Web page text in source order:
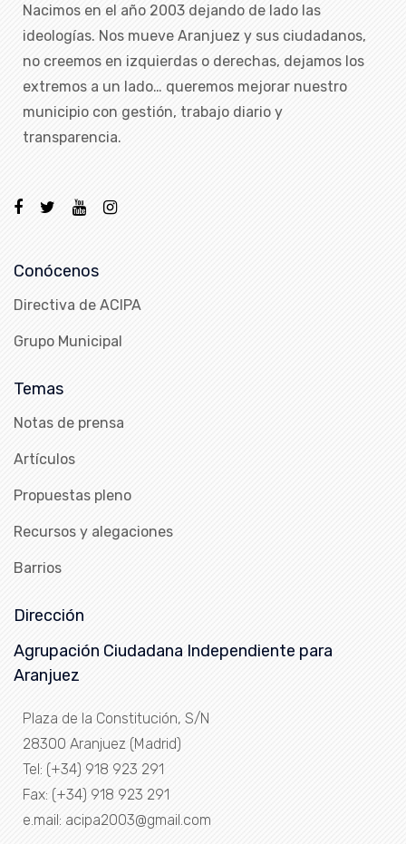
Nacimos en el año 2003 dejando de lado las
ideologías. Nos mueve Aranjuez y sus ciudadanos,
no creemos en izquierdas o derechas, dejamos los
extremos a un lado… queremos mejorar nuestro
municipio con gestión, trabajo diario y
transparencia.
Conócenos
Directiva de ACIPA
Grupo Municipal
Temas
Notas de prensa
Artículos
Propuestas pleno
Recursos y alegaciones
Barrios
Dirección
Agrupación Ciudadana Independiente para
Aranjuez
Plaza de la Constitución, S/N
28300 Aranjuez (Madrid)
Tel: (+34) 918 923 291
Fax: (+34) 918 923 291
e.mail: acipa2003@gmail.com